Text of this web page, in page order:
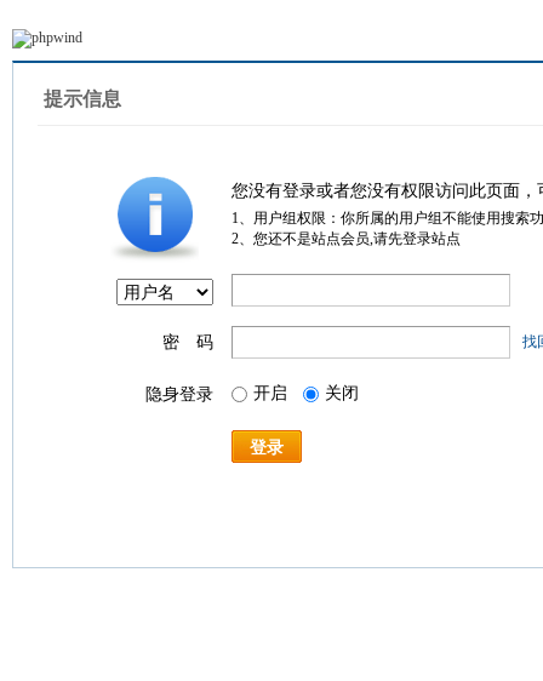
提示信息
您没有登录或者您没有权限访问此页面
1、用户组权限：你所属的用户组不能使用搜索
2、您还不是站点会员,请先登录站点
密 码 找
隐身登录 开启 关闭
登录